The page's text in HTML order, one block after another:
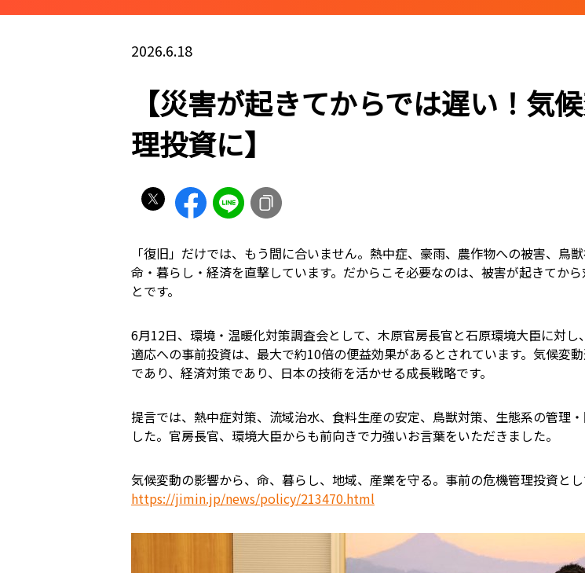
2026.6.18
【災害が起きてからでは遅い！気
理投資に】
「復旧」だけでは、もう間に合いません。熱中症、豪雨、農作物への被害、
命・暮らし・経済を直撃しています。だからこそ必要なのは、被害が起きてか
とです。
6月12日、環境・温暖化対策調査会として、木原官房長官と石原環境大臣に対
適応への事前投資は、最大で約10倍の便益効果があるとされています。気候変
であり、経済対策であり、日本の技術を活かせる成長戦略です。
提言では、熱中症対策、流域治水、食料生産の安定、鳥獣対策、生態系の管理
した。官房長官、環境大臣からも前向きで力強いお言葉をいただきました。
気候変動の影響から、命、暮らし、地域、産業を守る。事前の危機管理投資と
https://jimin.jp/news/policy/213470.html